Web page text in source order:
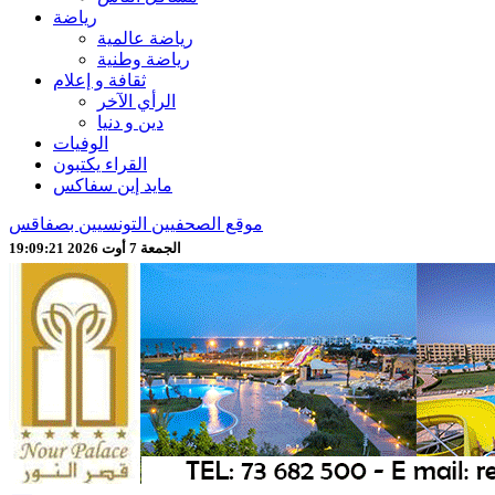
رياضة
رياضة عالمية
رياضة وطنية
ثقافة و إعلام
الرأي الآخر
دين و دنيا
الوفيات
القراء يكتبون
مايد إين سفاكس
موقع الصحفيين التونسيين بصفاقس
الجمعة 7 أوت 2026 19:09:23